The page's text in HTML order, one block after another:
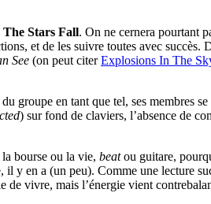
The Stars Fall. On ne cernera pourtant
et de les suivre toutes avec succès.
See (on peut citerExplosions In The
groupe en tant que tel, ses membres
) sur fond de claviers, l’absence de
bourse ou la vie, beatou guitare,
y en a (un peu). Comme une lecture
de vivre, mais l’énergie vient